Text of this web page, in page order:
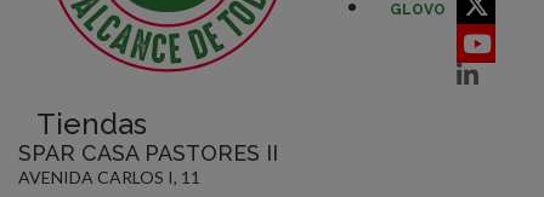
GLOVO
Tiendas
SPAR CASA PASTORES II
AVENIDA CARLOS I, 11